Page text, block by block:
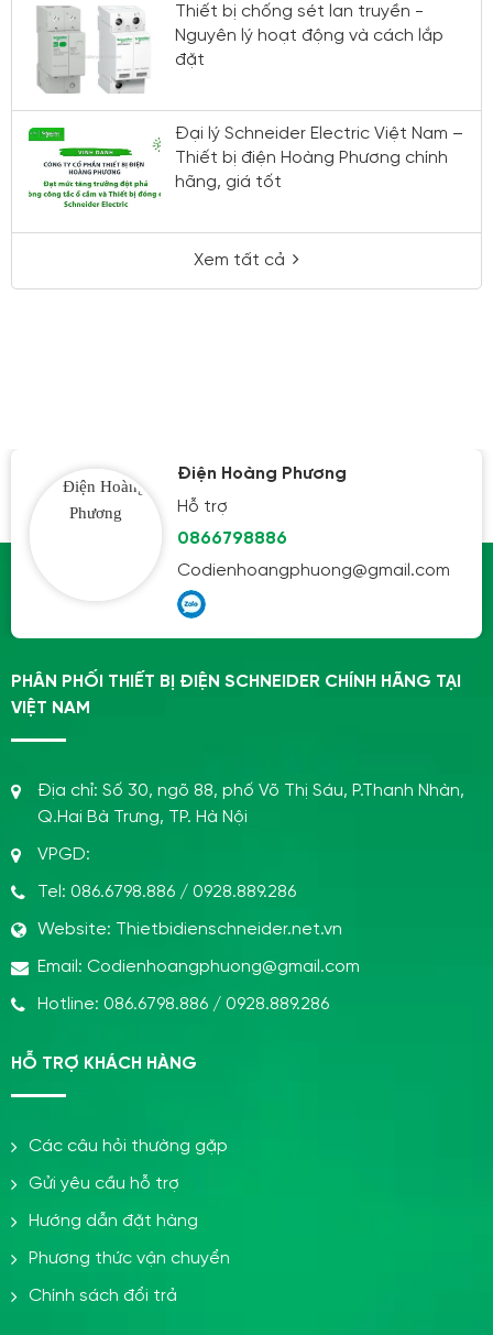
Thiết bị chống sét lan truyền -
Nguyên lý hoạt động và cách lắp
đặt
Đại lý Schneider Electric Việt Nam –
Thiết bị điện Hoàng Phương chính
hãng, giá tốt
Xem tất cả
Điện Hoàng Phương
Hỗ trợ
0866798886
Codienhoangphuong@gmail.com
PHÂN PHỐI THIẾT BỊ ĐIỆN SCHNEIDER CHÍNH HÃNG TẠI
VIỆT NAM
Địa chỉ: Số 30, ngõ 88, phố Võ Thị Sáu, P.Thanh Nhàn,
Q.Hai Bà Trưng, TP. Hà Nội
VPGD:
Tel: 086.6798.886 / 0928.889.286
Website: Thietbidienschneider.net.vn
Email: Codienhoangphuong@gmail.com
Hotline: 086.6798.886 / 0928.889.286
HỖ TRỢ KHÁCH HÀNG
Các câu hỏi thường gặp
Gửi yêu cầu hỗ trợ
Hướng dẫn đặt hàng
Phương thức vận chuyển
Chính sách đổi trả